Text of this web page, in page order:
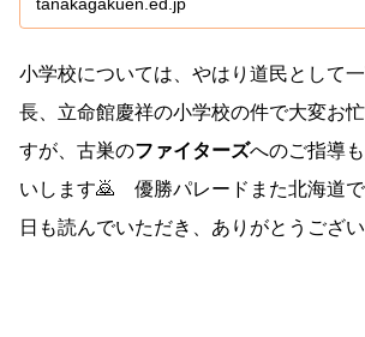
小学校については、やはり道民として一
長、立命館慶祥の小学校の件で大変お
すが、古巣のファイターズへのご指導
いします🙇 優勝パレードまた北海道
日も読んでいただき、ありがとうござ